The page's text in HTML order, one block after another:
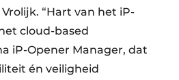
“Hart van het iP-
cloud-based
iP-Opener Manager, dat
én veiligheid